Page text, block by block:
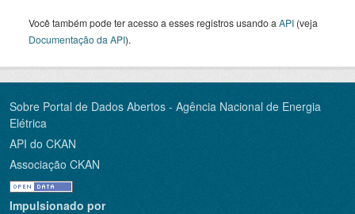
Você também pode ter acesso a esses registros usando a API (veja
Documentação da API).
Sobre Portal de Dados Abertos - Agência Nacional de Energia
Elétrica
API do CKAN
Associação CKAN
Impulsionado por